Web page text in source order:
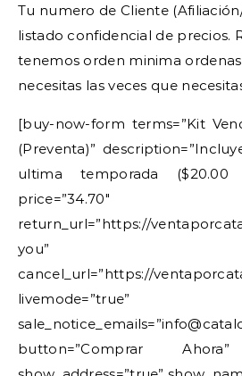
Tu numero de Cliente
listado confidencial de precios.
tenemos orden minima
necesitas las veces que
[buy-now-form terms=”Kit
(Preventa)”
ultima temporada ($20.00
price=”34.70″
return_url=”https://
you”
cancel_url=”https://
livemode=”true”
button=”Comprar Ahora”